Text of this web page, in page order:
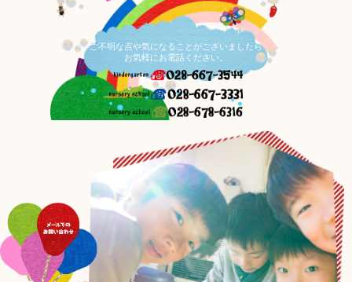
ご不明な点や気になることがございましたら
お気軽にお電話ください。